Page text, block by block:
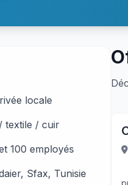
locale
textile / cuir
100 employés
Sfax, Tunisie